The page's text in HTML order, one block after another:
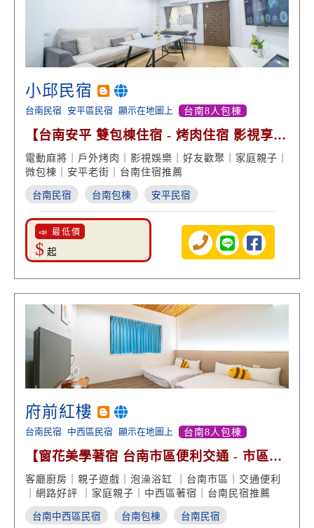
小邱民宿
台南民宿 安平區民宿 顯示在地圖上 台南8人包棟
【台南安平 雙包棟住宿 - 烤肉住宿 影視享
受】
電動麻將｜戶外烤肉｜影視娛樂｜好友歡聚｜家庭親子｜
微包棟｜安平老街｜台南住宿推薦
台南民宿 台南包棟 安平民宿
📣 最低價
$ 起
府前紅樓
台南民宿 中西區民宿 顯示在地圖上 台南8人包棟
【窗花美學著宿 台南市區便利交通 - 市區包
棟 泡澡慢活】
客廳廚房｜親子遊戲｜泡澡浴缸 ｜台南市區｜交通便利
｜網路好評 ｜家庭親子｜中西區著宿｜台南民宿推薦
台南中西區民宿 台南包棟 台南民宿